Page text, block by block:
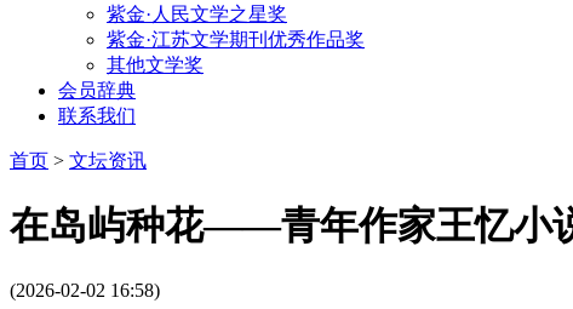
紫金·人民文学之星奖
紫金·江苏文学期刊优秀作品奖
其他文学奖
会员辞典
联系我们
首页 > 文坛资讯
在岛屿种花——青年作家王忆小
(2026-02-02 16:58)